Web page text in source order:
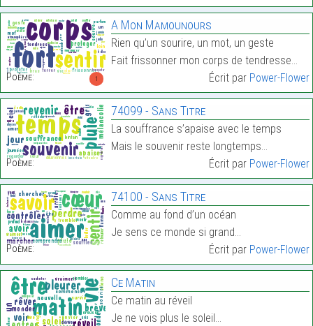
1
Poème:
A Mon Mamounours
Rien qu’un sourire, un mot, un geste
Fait frissonner mon corps de tendresse…
Écrit par Power-Flower
Poème:
74099 - Sans Titre
La souffrance s’apaise avec le temps
Mais le souvenir reste longtemps…
Écrit par Power-Flower
Poème:
74100 - Sans Titre
Comme au fond d’un océan
Je sens ce monde si grand…
Écrit par Power-Flower
Ce Matin
Ce matin au réveil
Je ne vois plus le soleil…